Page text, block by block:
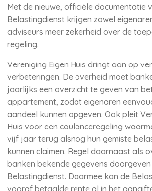
Met de nieuwe, officiële documentatie
Belastingdienst krijgen zowel
adviseurs meer zekerheid over de
regeling.
Vereniging Eigen Huis dringt aan op
verbeteringen. De overheid moet
jaarlijks een overzicht te geven van
appartement, zodat eigenaren
aandeel kunnen opgeven. Ook pleit
Huis voor een coulanceregeling
vijf jaar terug alsnog hun gemiste
kunnen claimen. Regel daarnaast als
banken bekende gegevens
Belastingdienst. Daarmee kan de
vooraf betaalde rente al in het